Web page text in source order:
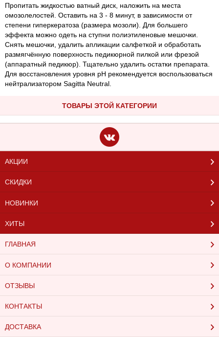
Пропитать жидкостью ватный диск, наложить на места
омозолелостей. Оставить на 3 - 8 минут, в зависимости от
степени гиперкератоза (размера мозоли). Для большего
эффекта можно одеть на ступни полиэтиленовые мешочки.
Снять мешочки, удалить апликации салфеткой и обработать
размягчённую поверхность педикюрной пилкой или фрезой
(аппаратный педикюр). Тщательно удалить остатки препарата.
Для восстановления уровня рН рекомендуется воспользоваться
нейтрализатором Sagitta Neutral.
ТОВАРЫ ЭТОЙ КАТЕГОРИИ
АКЦИИ
СКИДКИ
НОВИНКИ
ХИТЫ
ГЛАВНАЯ
О КОМПАНИИ
ОТЗЫВЫ
КОНТАКТЫ
ДОСТАВКА